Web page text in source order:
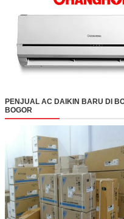
PENJUAL AC DAIKIN BARU DI
BOGOR